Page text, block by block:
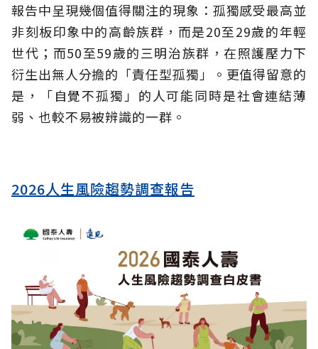
報告中呈現幾個值得關注的現象：孤獨感受最高並
非刻板印象中的高齡族群，而是20至29歲的年輕
世代；而50至59歲的三明治族群，在照護壓力下
衍生出無人分擔的「責任型孤獨」。更值得留意的
是，「自覺不孤獨」的人可能同時是社會連結薄
弱、也較不易被辨識的一群。
2026人生風險趨勢調查報告